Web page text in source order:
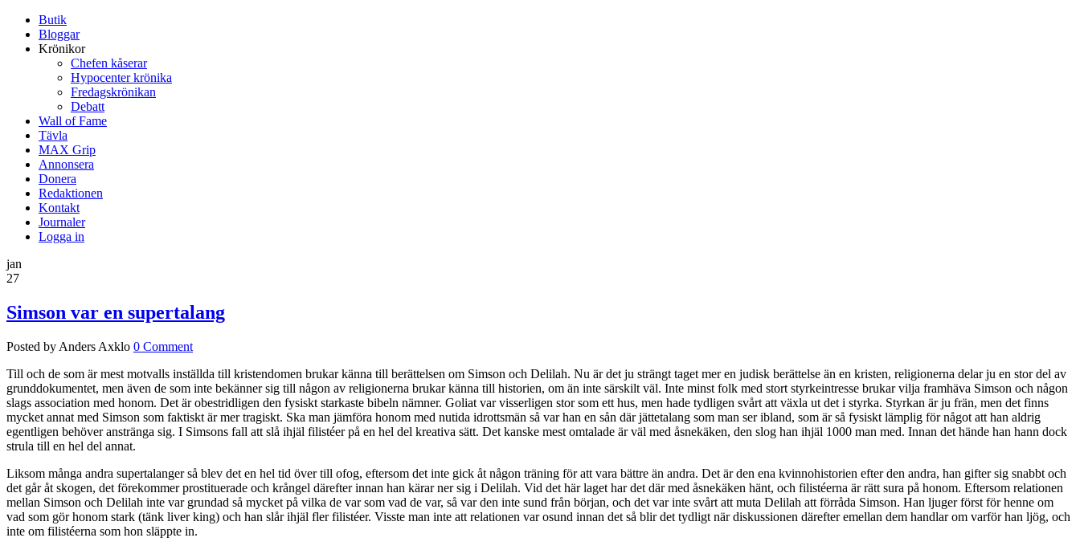
Butik
Bloggar
Krönikor
Chefen kåserar
Hypocenter krönika
Fredagskrönikan
Debatt
Wall of Fame
Tävla
MAX Grip
Annonsera
Donera
Redaktionen
Kontakt
Journaler
Logga in
jan
27
Simson var en supertalang
Posted by Anders Axklo 0 Comment
Till och de som är mest motvalls inställda till kristendomen brukar känna till berättelsen om Simson och Delilah. Nu är det ju strängt taget mer en judisk berättelse än en kristen, religionerna delar ju en stor del av
grunddokumentet, men även de som inte bekänner sig till någon av religionerna brukar känna till historien, om än inte särskilt väl. Inte minst folk med stort styrkeintresse brukar vilja framhäva Simson och någon
slags association med honom. Det är obestridligen den fysiskt starkaste bibeln nämner. Goliat var visserligen stor som ett hus, men hade tydligen svårt att växla ut det i styrka. Styrkan är ju frän, men det finns
mycket annat med Simson som faktiskt är mer tragiskt. Ska man jämföra honom med nutida idrottsmän så var han en sån där jättetalang som man ser ibland, som är så fysiskt lämplig för något att han aldrig
egentligen behöver anstränga sig. I Simsons fall att slå ihjäl filistéer på en hel del kreativa sätt. Det kanske mest omtalade är väl med åsnekäken, den slog han ihjäl 1000 man med. Innan det hände han hann dock
strula till en hel del annat.
Liksom många andra supertalanger så blev det en hel tid över till ofog, eftersom det inte gick åt någon träning för att vara bättre än andra. Det är den ena kvinnohistorien efter den andra, han gifter sig snabbt och
det går åt skogen, det förekommer prostituerade och krångel därefter innan han kärar ner sig i Delilah. Vid det här laget har det där med åsnekäken hänt, och filistéerna är rätt sura på honom. Eftersom relationen
mellan Simson och Delilah inte var grundad så mycket på vilka de var som vad de var, så var den inte sund från början, och det var inte svårt att muta Delilah att förråda Simson. Han ljuger först för henne om
vad som gör honom stark (tänk liver king) och han slår ihjäl fler filistéer. Visste man inte att relationen var osund innan det så blir det tydligt när diskussionen därefter emellan dem handlar om varför han ljög, och
inte om filistéerna som hon släppte in.